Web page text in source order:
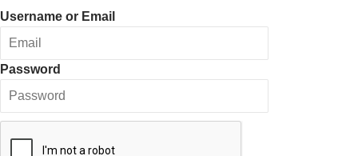
Username or Email
Password